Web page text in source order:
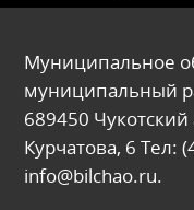
Муниципальное
муниципальный
689450
Курчатова, 6 Тел:
info@bilchao.ru.